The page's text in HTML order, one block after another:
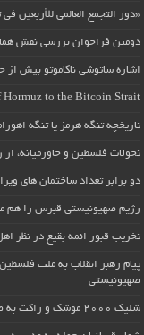
«دور التجمع العالمي للأربعين في
دومین فراخوان بررسی نقش
اشاره ساتوشی ناکاموتو بیش
Hormuz to the Bitcoin Strait
تاریخچه تنگه هرمز یا تنگه
تحولات فلسطین و خاورمیانه،
دو برابر تعداد ساختمان های
رژیم صهیونیستی قبرس را هم
تخریب قبور ائمه بقیع در نظر
پیام رهبر انقلاب به ملت
صهیونیستی
شلیک ۲۰۰۰ موشک و راکت به صهیونیست‌ها